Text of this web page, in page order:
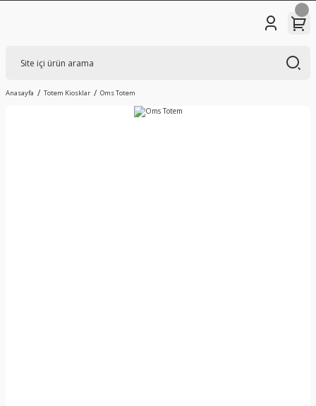
Anasayfa Totem Kiosklar Oms Totem